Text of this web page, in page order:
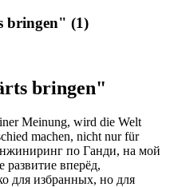
bringen" (1)
bringen"
Meinung, wird die Welt
machen, nicht nur für
по Ганди, на мой
развитие вперёд,
для избранных, но для